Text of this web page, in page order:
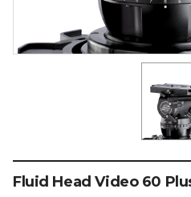
Fluid Head Video 60